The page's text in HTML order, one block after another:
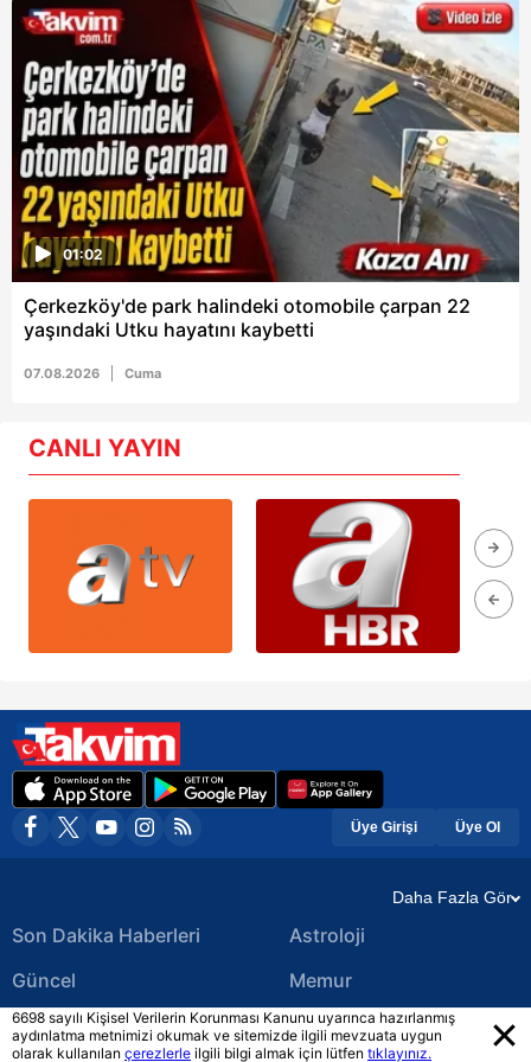
01:02
Çerkezköy'de park halindeki otomobile çarpan 22
yaşındaki Utku hayatını kaybetti
07.08.2026 Cuma
CANLI YAYIN
Üye Girişi Üye Ol
Daha Fazla Gör
Son Dakika Haberleri
Güncel
Ekonomi Haberleri
Astroloji
Memur
Yerel Haberler
6698 sayılı Kişisel Verilerin Korunması Kanunu uyarınca hazırlanmış
aydınlatma metnimizi okumak ve sitemizde ilgili mevzuata uygun
olarak kullanılan çerezlerle ilgili bilgi almak için lütfen tıklayınız.